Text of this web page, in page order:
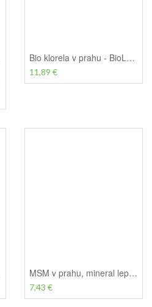
Bio klorela v prahu - BioLUX, 200 g
11,89 €
MSM v prahu, mineral lepote in zdravja - BioLUX, 225g
7,43 €